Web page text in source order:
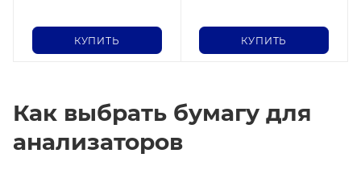
КУПИТЬ КУПИТЬ
Как выбрать бумагу для
анализаторов